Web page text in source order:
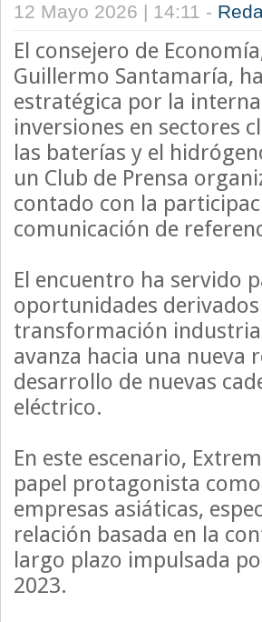
12 Mayo 2026 | 14:11 -
El consejero de
Guillermo Santamaría,
estratégica por la
inversiones en sectores
las baterías y el
un Club de Prensa
contado con la
comunicación de
El encuentro ha servido
oportunidades
transformación
avanza hacia una nueva
desarrollo de nuevas
eléctrico.
En este escenario,
papel protagonista
empresas asiáticas,
relación basada en la
largo plazo impulsada
2023.